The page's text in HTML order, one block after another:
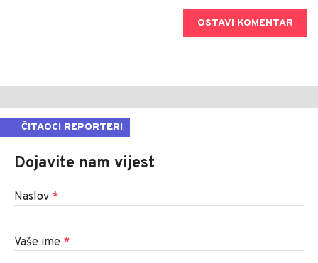
OSTAVI KOMENTAR
ČITAOCI REPORTERI
Dojavite nam vijest
Naslov *
Vaše ime *